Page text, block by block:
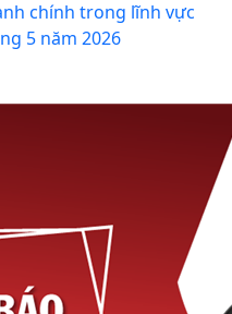
chính trong lĩnh vực
5 năm 2026